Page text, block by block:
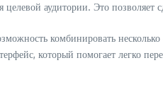
целевой аудитории. Это
комбинировать
который помогает легко